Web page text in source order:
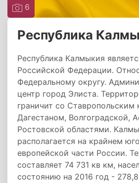
6
Республика
Республика Калмыкия
Российской Федерации.
Федеральному округу.
центр город Элиста.
граничит со Ставропольским
Дагестаном, Волгоградской,
Ростовской областями.
располагается на крайнем
европейской части России.
составляет 74 731 кв км,
состоянию на 2016 год -